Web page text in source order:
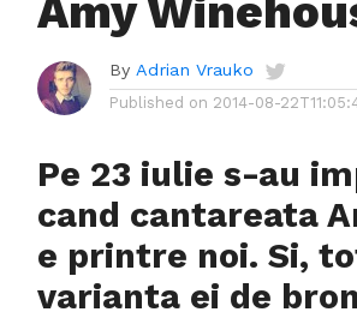
Amy
By Adrian Vrauko
Published on 2014-08-
Pe 23 iulie s-au
cand cantareata
e printre noi. Si,
varianta ei de